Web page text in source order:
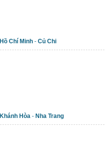
Hồ Chí Minh - Củ Chi
Khánh Hòa - Nha Trang